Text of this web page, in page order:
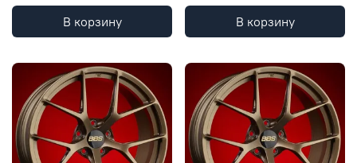
В корзину В корзину